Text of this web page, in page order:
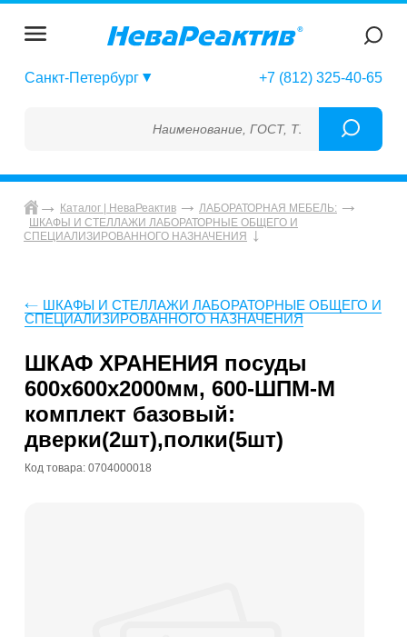
Санкт-Петербург +7 (812) 325-40-65
Наименование, ГОСТ, ТУ, ГСО, МСО, ОСО,
Каталог | НеваРеактив
ЛАБОРАТОРНАЯ МЕБЕЛЬ:
ШКАФЫ И СТЕЛЛАЖИ ЛАБОРАТОРНЫЕ ОБЩЕГО И
СПЕЦИАЛИЗИРОВАННОГО НАЗНАЧЕНИЯ
ШКАФЫ И СТЕЛЛАЖИ ЛАБОРАТОРНЫЕ ОБЩЕГО И
СПЕЦИАЛИЗИРОВАННОГО НАЗНАЧЕНИЯ
ШКАФ ХРАНЕНИЯ посуды
600х600х2000мм, 600-ШПМ-М
комплект базовый:
дверки(2шт),полки(5шт)
Код товара: 0704000018